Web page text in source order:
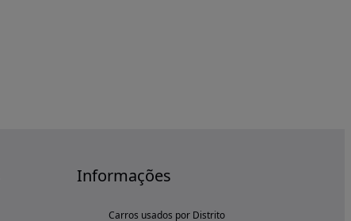
Informações
Carros usados por Distrito